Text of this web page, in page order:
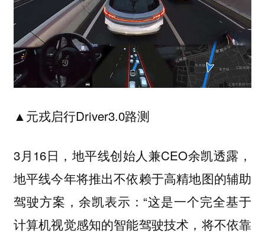
▲元戎启行Driver3.0路测
3月16日，地平线创始人兼CEO余凯透露，
地平线今年将推出不依赖于高精地图的辅助
驾驶方案，余凯表示：“这是一个完全基于
计算机视觉感知的智能驾驶技术，将不依靠